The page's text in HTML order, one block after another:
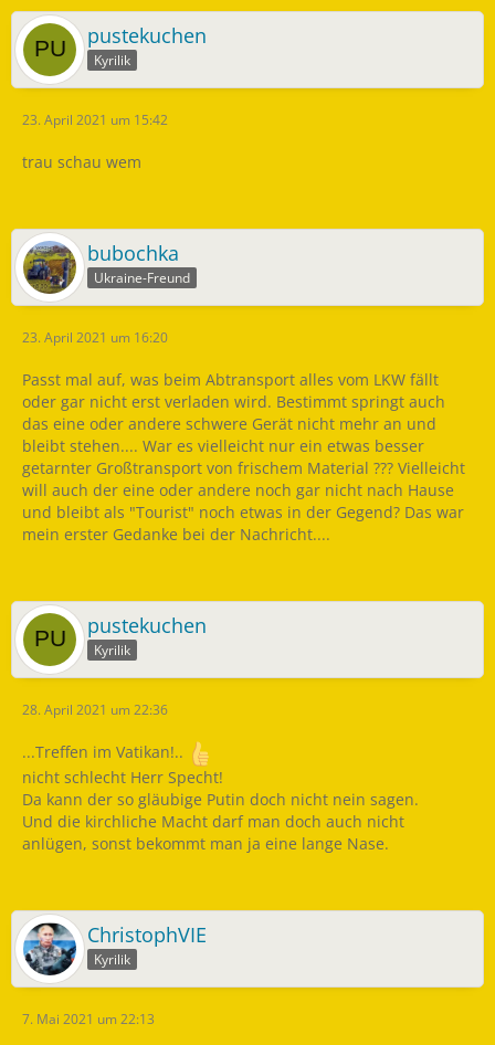
pustekuchen
Kyrilik
23. April 2021 um 15:42
trau schau wem
bubochka
Ukraine-Freund
23. April 2021 um 16:20
Passt mal auf, was beim Abtransport alles vom LKW fällt
oder gar nicht erst verladen wird. Bestimmt springt auch
das eine oder andere schwere Gerät nicht mehr an und
bleibt stehen.... War es vielleicht nur ein etwas besser
getarnter Großtransport von frischem Material ??? Vielleicht
will auch der eine oder andere noch gar nicht nach Hause
und bleibt als "Tourist" noch etwas in der Gegend? Das war
mein erster Gedanke bei der Nachricht....
pustekuchen
Kyrilik
28. April 2021 um 22:36
...Treffen im Vatikan!..
nicht schlecht Herr Specht!
Da kann der so gläubige Putin doch nicht nein sagen.
Und die kirchliche Macht darf man doch auch nicht
anlügen, sonst bekommt man ja eine lange Nase.
ChristophVIE
Kyrilik
7. Mai 2021 um 22:13